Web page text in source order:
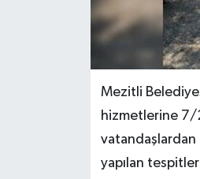
Mezitli
hizmetlerine 7/
vatandaşlardan
yapılan